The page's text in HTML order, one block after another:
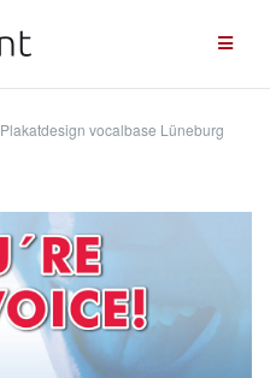
Plakatdesign vocalbase Lüneburg